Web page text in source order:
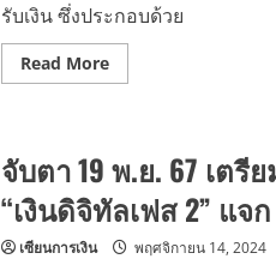
รับเงิน ซึ่งประกอบด้วย
Read MoreRead
more
10000
บาท
รอบ
เก็บตก
ครั้ง
ที่
จับตา 19 พ.ย. 67 เตรี
“เงินดิจิทัลเฟส 2” แจ
เซียนการเงิน พฤศจิกายน 14, 2024